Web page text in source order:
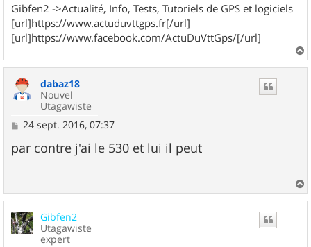
Gibfen2 ->Actualité, Info, Tests, Tutoriels de GPS et logiciels
[url]https://www.actuduvttgps.fr[/url]
[url]https://www.facebook.com/ActuDuVttGps/[/url]
a
dabaz18
Nouvel
Utagawiste
M
s
s
e
24 sept. 2016, 07:37
par contre j'ai le 530 et lui il peut
a
Gibfen2
Utagawiste
expert